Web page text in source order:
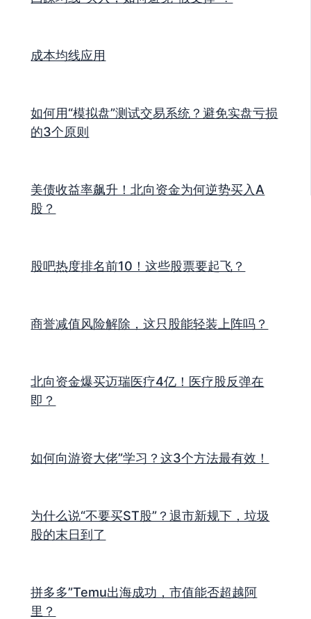
成本均线应用
如何用“模拟盘”测试交易系统？避免实盘亏损
的3个原则
美债收益率飙升！北向资金为何逆势买入A
股？
股吧热度排名前10！这些股票要起飞？
商誉减值风险解除，这只股能轻装上阵吗？
北向资金爆买迈瑞医疗4亿！医疗股反弹在
即？
如何向游资大佬”学习？这3个方法最有效！
为什么说“不要买ST股”？退市新规下，垃圾
股的末日到了
拼多多”Temu出海成功，市值能否超越阿
里？